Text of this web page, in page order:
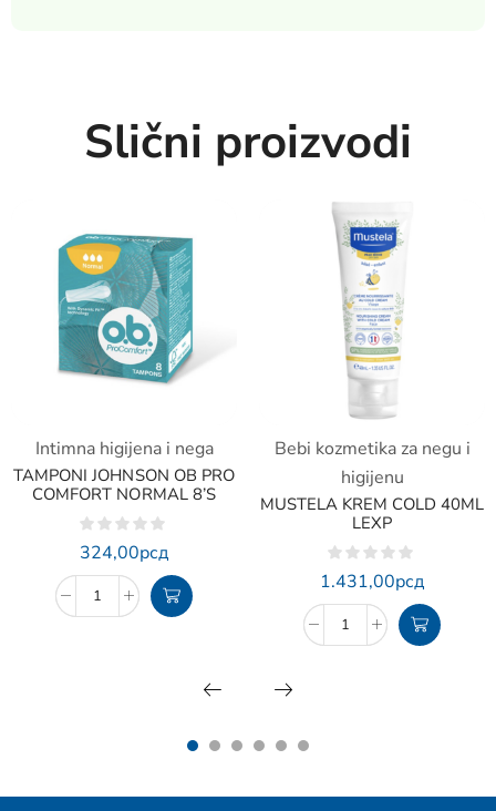
Slični proizvodi
Intimna higijena i nega
TAMPONI JOHNSON OB PRO
COMFORT NORMAL 8’S
324,00рсд
Bebi kozmetika za negu i
higijenu
MUSTELA KREM COLD 40ML
LEXP
1.431,00рсд